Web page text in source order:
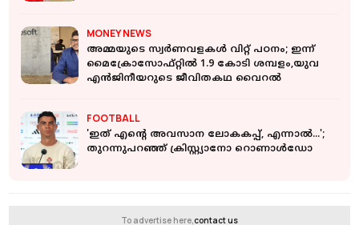
MONEY NEWS
അമ്മയുടെ സ്വർണവളകൾ വിറ്റ് പഠനം; ഇന്ന്
മൈക്രോസോഫ്റ്റിൽ 1.9 കോടി ശമ്പളം,യുവ
എൻജിനീയറുടെ ജീവിതകഥ വൈറൽ
FOOTBALL
'ഇത് എന്‍റെ അവസാന ലോകകപ്പ്, എന്നാൽ...';
തുറന്നുപറഞ്ഞ് ക്രിസ്റ്റ്യാനോ റൊണാൾഡോ
To advertise here,contact us